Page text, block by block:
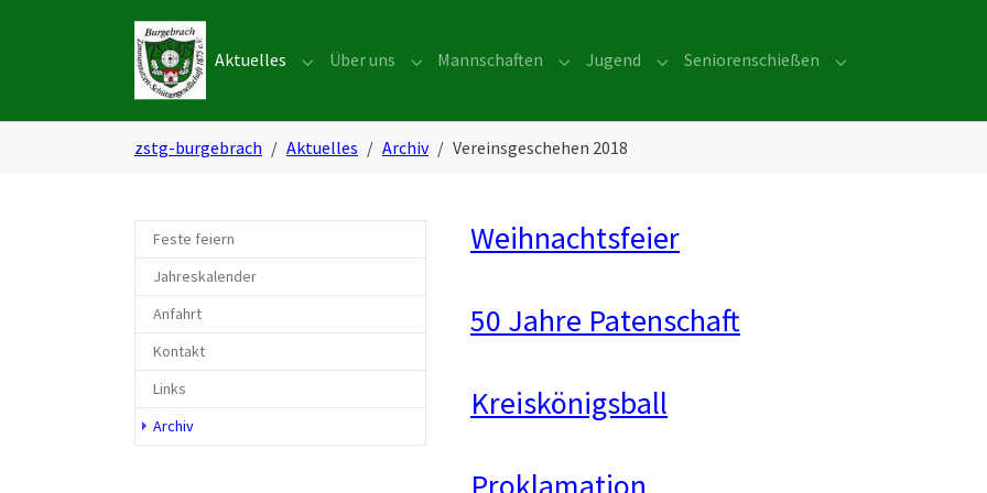
Aktuelles Submenu for "Aktuelles"
Über uns Submenu for "Über uns"
Mannschaften Submenu for "Mannschaften"
Jugend Submenu for "Jugend"
Seniorenschießen Submenu for
zstg-burgebrach Aktuelles Archiv Vereinsgeschehen 2018
Weihnachtsfeier
50 Jahre Patenschaft
Kreiskönigsball
Feste feiern
Jahreskalender
Anfahrt
Kontakt
Links
Archiv